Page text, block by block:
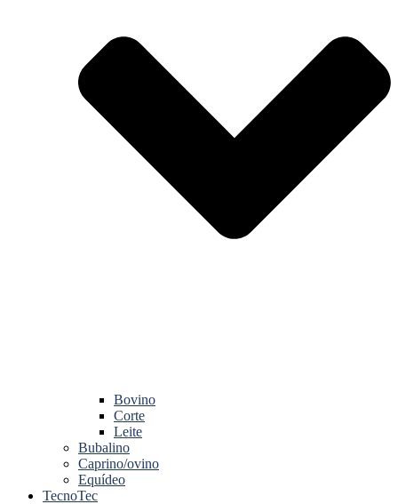
Bovino
Corte
Leite
Bubalino
Caprino/ovino
Equídeo
TecnoTec